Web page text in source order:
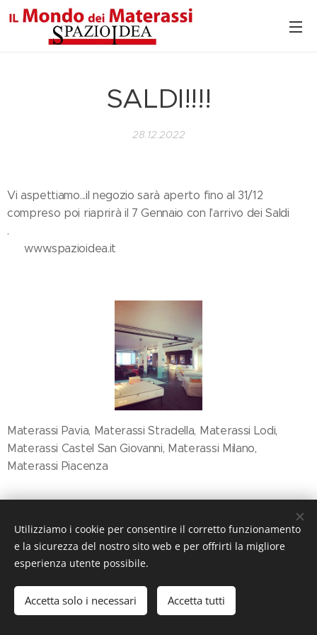
SALDI!!!!
28.12.2022
Vi aspettiamo...il negozio sarà aperto fino al 31/12
compreso poi riaprirà il 7 Gennaio con l'arrivo dei Saldi‼️
.
👉🏻 www.spazioidea.it 👈🏻
Materassi Pavia, Materassi Stradella, Materassi Lodi,
Materassi Castel San Giovanni, Materassi Milano,
Materassi Piacenza
© 2019 ILMondodeiMaterassi, Via Nazionale, 110 27049 Stradella
Utilizziamo i cookie per consentire il corretto funzionamento
e la sicurezza del nostro sito web e per offrirti la migliore
esperienza utente possibile.
Accetta solo i necessari Accetta tutti